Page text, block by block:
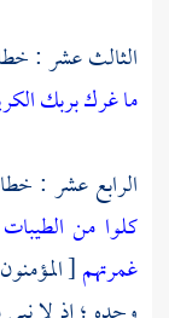
الثالث عشر :
ما غرك بربك
الرابع عشر :
كلوا من الطيبات
غمرتهم